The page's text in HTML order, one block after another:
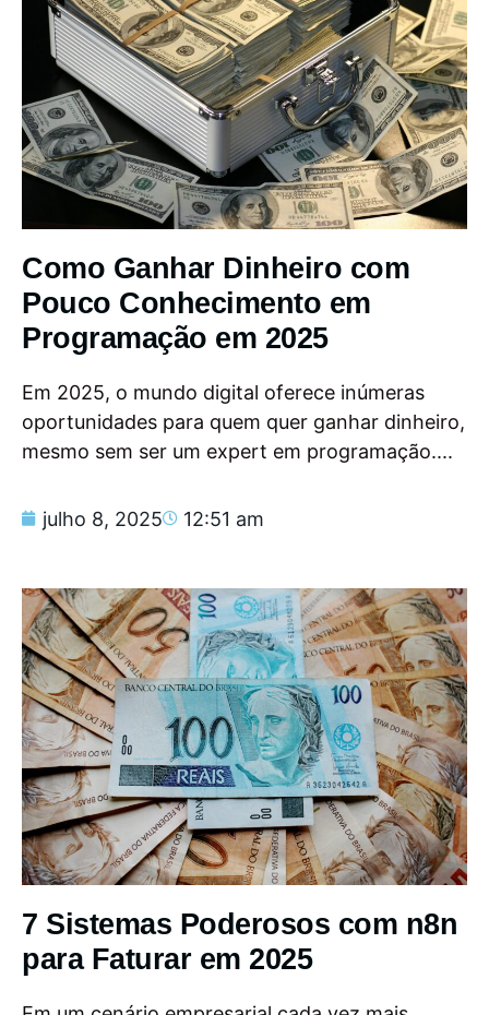
Como Ganhar Dinheiro com
Pouco Conhecimento em
Programação em 2025
Em 2025, o mundo digital oferece inúmeras
oportunidades para quem quer ganhar dinheiro,
mesmo sem ser um expert em programação....
julho 8, 2025 12:51 am
7 Sistemas Poderosos com n8n
para Faturar em 2025